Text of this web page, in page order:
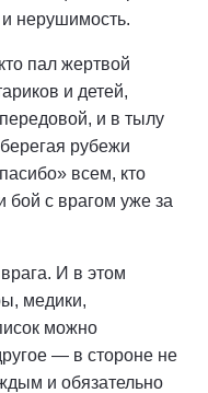
нерушимость.
пал жертвой
и детей,
и в тылу
рубежи
всем, кто
бой с врагом уже за
И в этом
медики,
можно
— в стороне не
и обязательно